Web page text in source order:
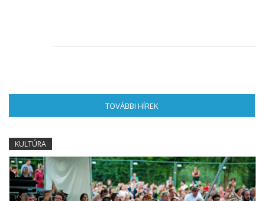
TOVÁBBI HÍREK
KULTÚRA